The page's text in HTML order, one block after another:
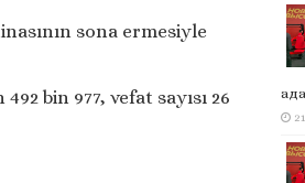
sona ermesiyle
bin 977, vefat sayısı 26